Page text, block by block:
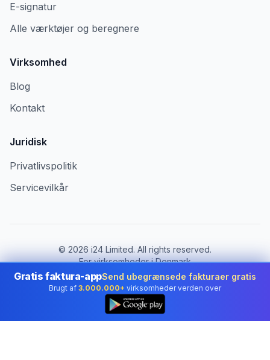
E-signatur
Alle værktøjer og beregnere
Virksomhed
Blog
Kontakt
Juridisk
Privatlivspolitik
Servicevilkår
© 2026 i24 Limited. All rights reserved.
For virksomheder i Denmark
Skift land:
Denmark
Gratis faktura-appSend ubegrænsede fakturaer gratis
Brugt af 3.000.000+ virksomheder verden over